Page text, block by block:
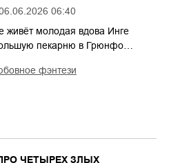
06:40
живёт молодая вдова Инге
пекарню в Грюнфо…
фэнтези
ЧЕТЫРЕХ ЗЛЫХ